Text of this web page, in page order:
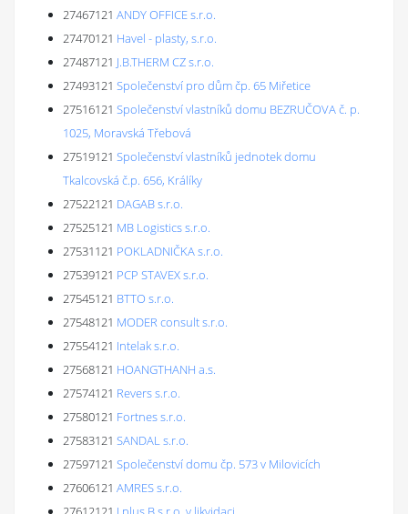
27467121 ANDY OFFICE s.r.o.
27470121 Havel - plasty, s.r.o.
27487121 J.B.THERM CZ s.r.o.
27493121 Společenství pro dům čp. 65 Miřetice
27516121 Společenství vlastníků domu BEZRUČOVA č. p.
1025, Moravská Třebová
27519121 Společenství vlastníků jednotek domu
Tkalcovská č.p. 656, Králíky
27522121 DAGAB s.r.o.
27525121 MB Logistics s.r.o.
27531121 POKLADNIČKA s.r.o.
27539121 PCP STAVEX s.r.o.
27545121 BTTO s.r.o.
27548121 MODER consult s.r.o.
27554121 Intelak s.r.o.
27568121 HOANGTHANH a.s.
27574121 Revers s.r.o.
27580121 Fortnes s.r.o.
27583121 SANDAL s.r.o.
27597121 Společenství domu čp. 573 v Milovicích
27606121 AMRES s.r.o.